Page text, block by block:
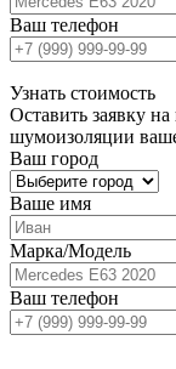
Ваш телефон
Узнать стоимость
Оставить заявку
шумоизоляции
Ваш город
Ваше имя
Марка/Модель
Ваш телефон